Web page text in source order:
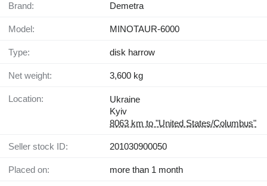
Brand: Demetra
Model: MINOTAUR-6000
Type: disk harrow
Net weight: 3,600 kg
Location:
Ukraine
Kyiv
8063 km to "United States/Columbus"
Seller stock ID: 201030900050
Placed on: more than 1 month